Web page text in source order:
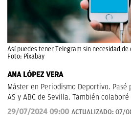
Así puedes tener Telegram sin necesidad
Foto: Pixabay
ANA LÓPEZ VERA
Máster en Periodismo Deportivo.
AS y ABC de Sevilla. También
de Fútbol Andaluza.
29/07/2024 09:00 ACTUALIZADO: 07/